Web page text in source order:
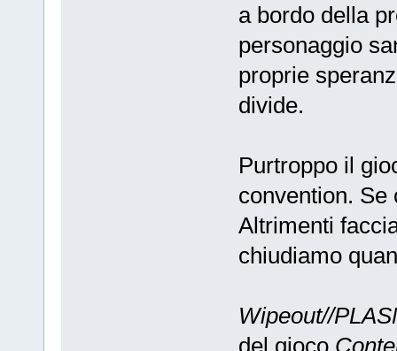
a bordo della
personaggio
proprie
divide.
Purtroppo il
convention. Se
Altrimenti
chiudiamo
Wipeout//